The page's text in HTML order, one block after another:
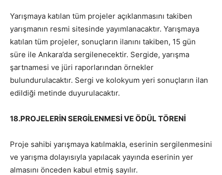
Yarışmaya katılan tüm projeler açıklanmasını takiben
yarışmanın resmi sitesinde yayımlanacaktır. Yarışmaya
katılan tüm projeler, sonuçların ilanını takiben, 15 gün
süre ile Ankara’da sergilenecektir. Sergide, yarışma
şartnamesi ve jüri raporlarından örnekler
bulundurulacaktır. Sergi ve kolokyum yeri sonuçların ilan
edildiği metinde duyurulacaktır.
18.PROJELERİN SERGİLENMESİ VE ÖDÜL TÖRENİ
Proje sahibi yarışmaya katılmakla, eserinin sergilenmesini
ve yarışma dolayısıyla yapılacak yayında eserinin yer
almasını önceden kabul etmiş sayılır.